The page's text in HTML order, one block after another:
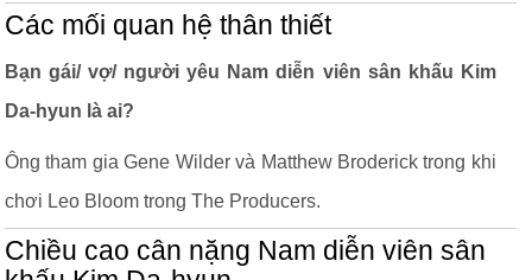
Các mối quan hệ thân thiết
Bạn gái/ vợ/ người yêu Nam diễn viên sân khấu Kim
Da-hyun là ai?
Ông tham gia Gene Wilder và Matthew Broderick trong khi
chơi Leo Bloom trong The Producers.
Chiều cao cân nặng Nam diễn viên sân